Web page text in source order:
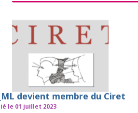
devient membre du Ciret
le 01 juillet 2023